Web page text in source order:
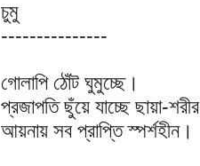
চুমু
---------------
গোলাপি ঠোঁট ঘুমুচ্ছে।
প্রজাপতি ছুঁয়ে যাচ্ছে ছায়া-
আয়নায় সব প্রাপ্তি স্পর্শহীন।